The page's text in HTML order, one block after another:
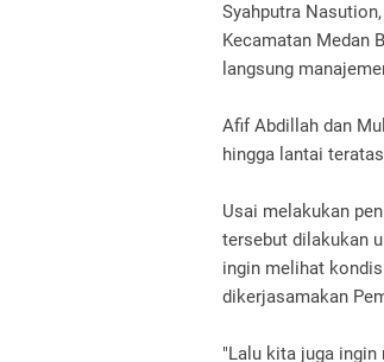
Syahputra
Kecamatan Medan
langsung
Afif Abdillah dan
hingga lantai
Usai melakukan
tersebut dilakukan
ingin melihat
dikerjasamakan
"Lalu kita juga